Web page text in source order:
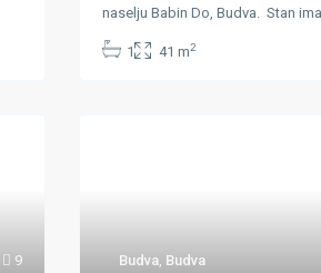
naselju Babin Do, Budva. Stan ima
1 41 m2
9 Budva, Budva